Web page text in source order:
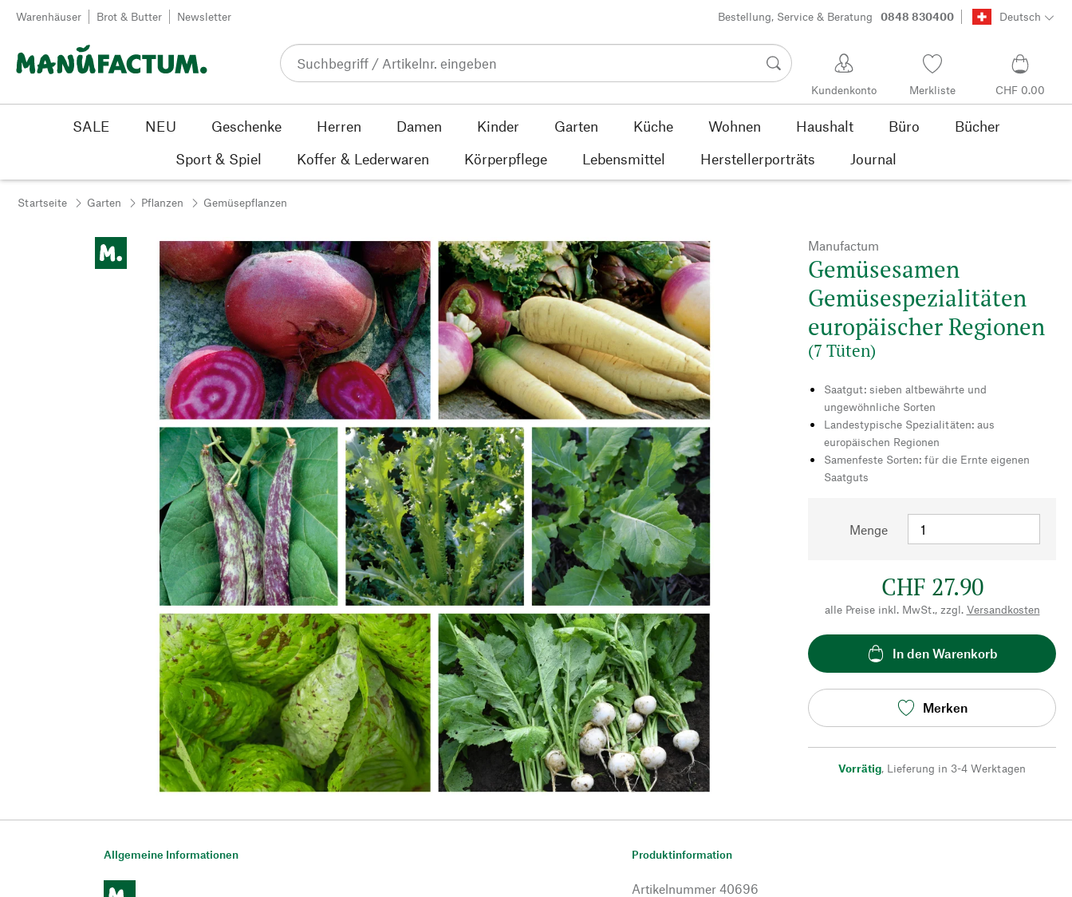
Zum Inhalt springen
Warenhäuser Brot & Butter Newsletter Bestellung, Service & Beratung 0848 830400 Deutsch
Kundenkonto Merkliste CHF 0.00
SALE NEU Geschenke Herren Damen Kinder Garten Küche Wohnen Haushalt Büro
Bücher
Sport & Spiel
Koffer & Lederwaren Körperpflege Lebensmittel Herstellerporträts Journal
Startseite Garten Pflanzen Gemüsepflanzen
Manufactum
Gemüsesamen
Gemüsespezialitäten
europäischer Regionen
(7 Tüten)
Saatgut: sieben altbewährte und
ungewöhnliche Sorten
Landestypische Spezialitäten: aus
europäischen Regionen
Samenfeste Sorten: für die Ernte eigenen
Saatguts
Menge
CHF 27.90
alle Preise inkl. MwSt., zzgl. Versandkosten
In den Warenkorb
Merken
Vorrätig, Lieferung in 3-4 Werktagen
Allgemeine Informationen Produktinformation
Artikelnummer 40696